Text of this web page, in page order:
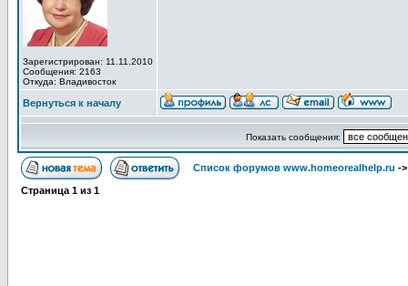
Зарегистрирован: 11.11.2010
Сообщения: 2163
Откуда: Владивосток
Вернуться к началу
Показать сообщения:
Список форумов www.homeorealhelp.ru -
Страница 1 из 1